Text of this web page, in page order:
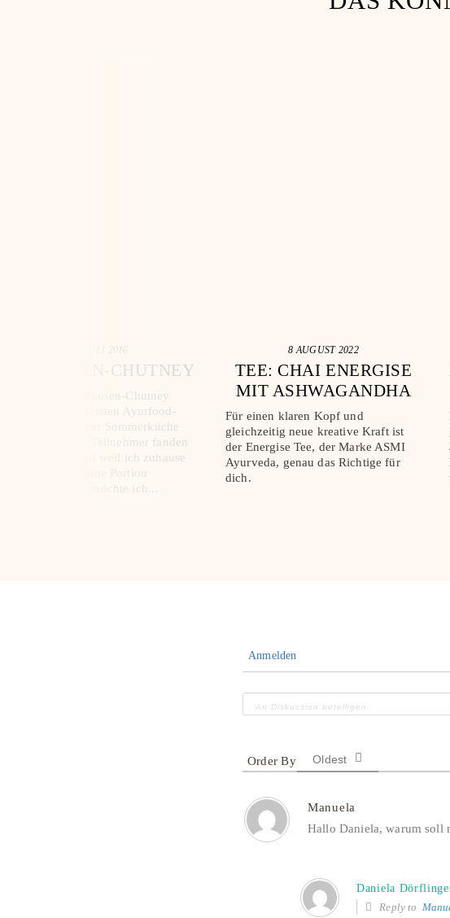
15 JULI 2016
APRIKOSEN-CHUTNEY
Dieses feine Aprikosen-Chutney
haben wir beim letzten Ayurfood-
Kochworkshop zur Sommerküche
ausprobiert. Alle Teilnehmer fanden
es sehr lecker und weil ich zuhause
8 AUGUST 2022
TEE: CHAI ENERGISE
MIT ASHWAGANDHA
UND KURKUMA
Für einen klaren Kopf und
gleichzeitig neue kreative Kraft ist
der Energise Tee, der Marke ASMI
Ayurveda, genau das Richtige für
dich.
Anmelden
Oldest
Manuela
Hallo Daniela, warum soll
Daniela
Reply to